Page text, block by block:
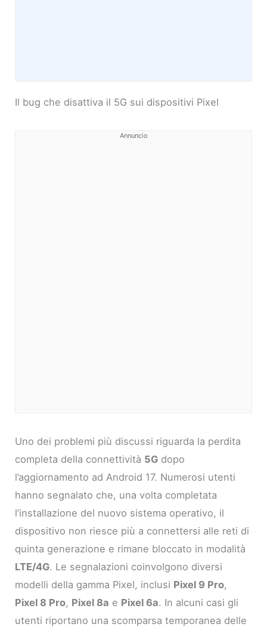
Il bug che disattiva il 5G sui dispositivi Pixel
Annuncio
Uno dei problemi più discussi riguarda la perdita
completa della connettività 5G dopo
l’aggiornamento ad Android 17. Numerosi utenti
hanno segnalato che, una volta completata
l’installazione del nuovo sistema operativo, il
dispositivo non riesce più a connettersi alle reti di
quinta generazione e rimane bloccato in modalità
LTE/4G. Le segnalazioni coinvolgono diversi
modelli della gamma Pixel, inclusi Pixel 9 Pro,
Pixel 8 Pro, Pixel 8a e Pixel 6a. In alcuni casi gli
utenti riportano una scomparsa temporanea delle